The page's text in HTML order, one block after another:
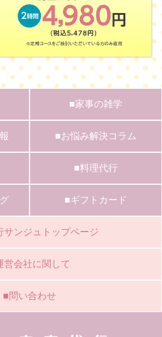
■家事の雑学
■お悩み解決コラム
■料理代行
■ギフトカード
サンジュトップページ
営会社に関して
■問い合わせ